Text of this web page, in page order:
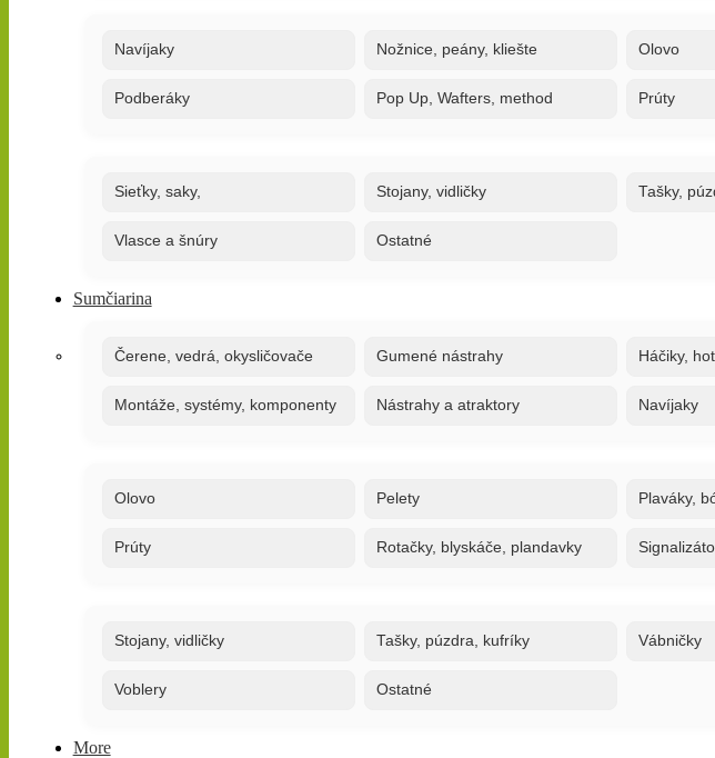
Navíjaky Nožnice, peány, kliešte Olovo
Podberáky Pop Up, Wafters, method Prúty
Sieťky, saky, Stojany, vidličky Tašky,
Vlasce a šnúry Ostatné
Sumčiarina
Čerene, vedrá, okysličovače Gumené nástrahy Háčiky,
Montáže, systémy, komponenty Nástrahy a atraktory Navíjaky
Olovo Pelety Plaváky,
Prúty Rotačky, blyskáče, plandavky
Stojany, vidličky Tašky, púzdra, kufríky Vábničky
Voblery Ostatné
More